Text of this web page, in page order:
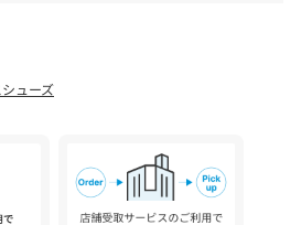
ズ本体のみ両足の重量となります。
せん。
装紙および箱の破損がございまして
、全国のUNITED ARROWS各店舗まで
けください。
品番：13316000007
ューズ